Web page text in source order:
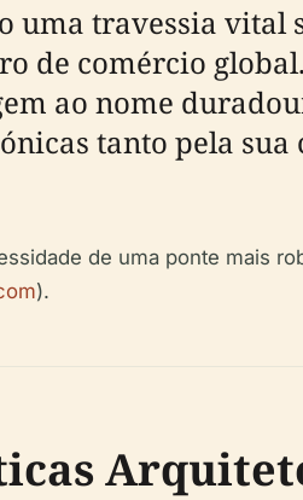
travessia vital
de comércio
ao nome
tanto pela
de uma ponte mais
).